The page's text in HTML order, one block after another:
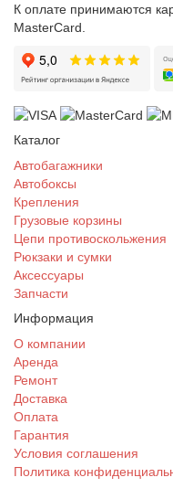
К оплате принимаются
MasterCard.
Каталог
Автобагажники
Автобоксы
Крепления
Грузовые корзины
Цепи противоскольжения
Рюкзаки и сумки
Аксессуары
Запчасти
Информация
О компании
Аренда
Ремонт
Доставка
Оплата
Гарантия
Условия соглашения
Политика